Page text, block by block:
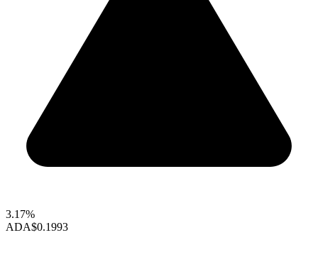
3.17%
ADA$0.1993